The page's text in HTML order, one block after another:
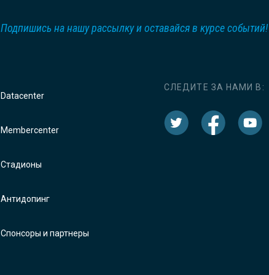
Подпишись на нашу рассылку и оставайся в курсе событий!
Datacenter
Membercenter
Стадионы
Антидопинг
Спонсоры и партнеры
СЛЕДИТЕ ЗА НАМИ В: